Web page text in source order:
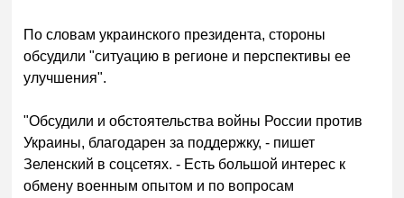
По словам украинского президента, стороны
обсудили "ситуацию в регионе и перспективы ее
улучшения".
"Обсудили и обстоятельства войны России против
Украины, благодарен за поддержку, - пишет
Зеленский в соцсетях. - Есть большой интерес к
обмену военным опытом и по вопросам